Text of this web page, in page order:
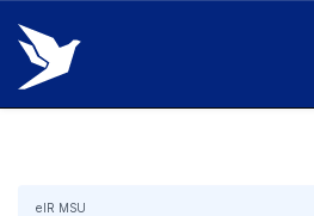
Skip
navigation
eIR MSU